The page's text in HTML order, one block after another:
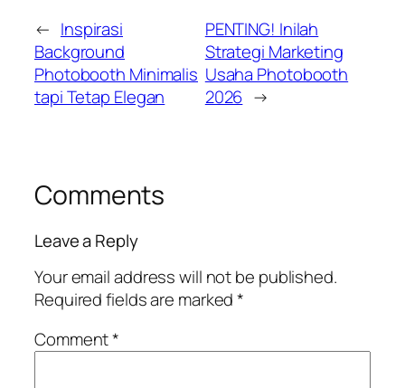
← Inspirasi
Background
Photobooth Minimalis
tapi Tetap Elegan
PENTING! Inilah
Strategi Marketing
Usaha Photobooth
2026 →
Comments
Leave a Reply
Your email address will not be published.
Required fields are marked*
Comment*